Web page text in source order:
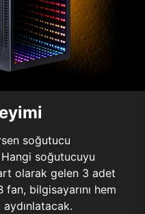
soğutucu
soğutucuyu
olarak gelen 3 adet
fan, bilgisayarını hem